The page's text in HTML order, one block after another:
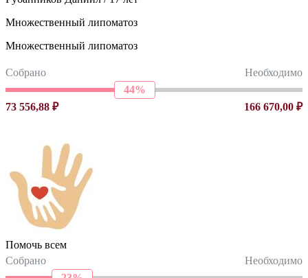
Множественный липоматоз
Множественный липоматоз
Собрано
Необходимо
44%
73 556,88 ₽
166 670,00 ₽
Помочь всем
Собрано
Необходимо